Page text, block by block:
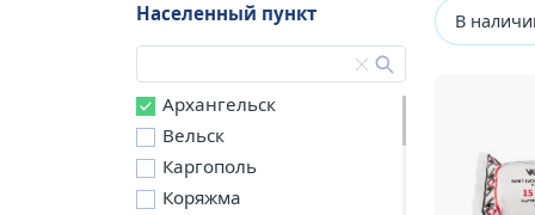
Населенный пункт
Архангельск
Вельск
Каргополь
Коряжма
В